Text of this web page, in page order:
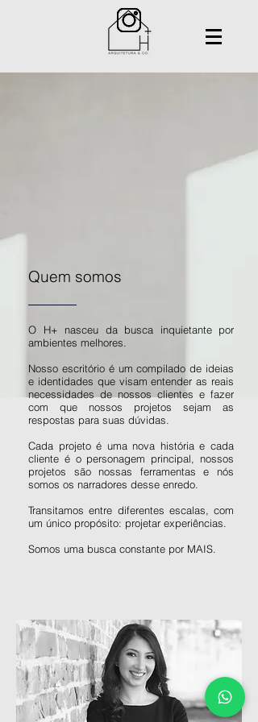
Quem somos
O H+ nasceu da busca inquietante por
ambientes melhores.
Nosso escritório é um compilado de ideias
e identidades que visam entender as reais
necessidades de nossos clientes e fazer
com que nossos projetos sejam as
respostas para suas dúvidas.
Cada projeto é uma nova história e cada
cliente é o personagem principal, nossos
projetos são nossas ferramentas e nós
somos os narradores desse enredo.
Transitamos entre diferentes escalas, com
um único propósito: projetar experiências.
Somos uma busca constante por MAIS.